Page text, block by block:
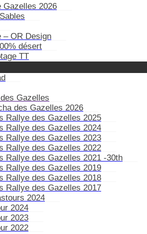
Gazelles 2026
– OR Design
désert
TT
Gazelles
des Gazelles 2026
Rallye des Gazelles 2025
Rallye des Gazelles 2024
Rallye des Gazelles 2023
Rallye des Gazelles 2022
Rallye des Gazelles 2021 -30th
Rallye des Gazelles 2019
Rallye des Gazelles 2018
Rallye des Gazelles 2017
2024
2024
2023
2022